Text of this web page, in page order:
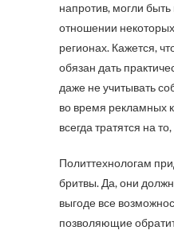
напротив, могли
отношении
регионах. Кажется,
обязан дать
даже не учитывать
во время рекламных
всегда тратятся на
Политтехнологам
бритвы. Да, они
выгоде все
позволяющие